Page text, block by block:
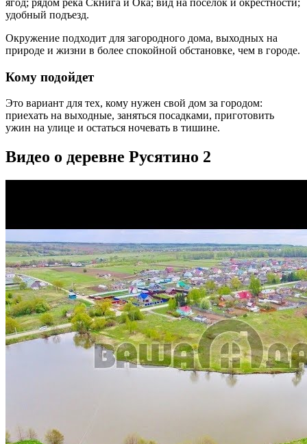
удобный подъезд.
Окружение подходит для загородного дома, выходных на
природе и жизни в более спокойной обстановке, чем в городе.
Кому подойдет
Это вариант для тех, кому нужен свой дом за городом:
приехать на выходные, заняться посадками, приготовить
ужин на улице и остаться ночевать в тишине.
Видео о деревне Русятино 2